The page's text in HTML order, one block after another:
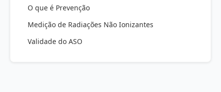
O que é Prevenção
Medição de Radiações Não Ionizantes
Validade do ASO